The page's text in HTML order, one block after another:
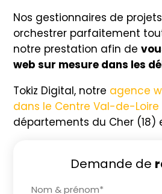
Nos gestionnaires de
orchestrer parfaitement
notre prestation afin de
web sur mesure dans les
Tokiz Digital, notre agence
dans le Centre Val-de-Loire
départements du Cher (18)
Demande de